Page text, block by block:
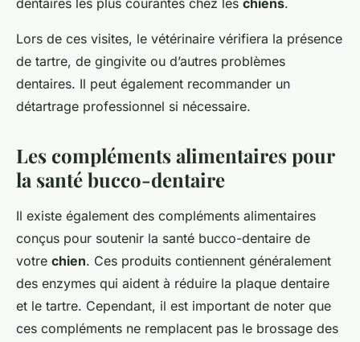
dentaires les plus courantes chez les chiens.
Lors de ces visites, le vétérinaire vérifiera la présence
de tartre, de gingivite ou d’autres problèmes
dentaires. Il peut également recommander un
détartrage professionnel si nécessaire.
Les compléments alimentaires pour
la santé bucco-dentaire
Il existe également des compléments alimentaires
conçus pour soutenir la santé bucco-dentaire de
votre chien. Ces produits contiennent généralement
des enzymes qui aident à réduire la plaque dentaire
et le tartre. Cependant, il est important de noter que
ces compléments ne remplacent pas le brossage des